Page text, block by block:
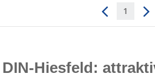
1
Hiesfeld: